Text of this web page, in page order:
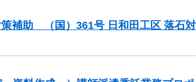
補助 （国）361号 日和田工区 落石